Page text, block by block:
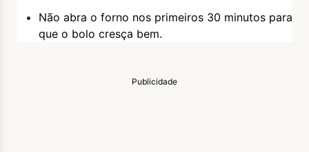
Não abra o forno nos primeiros 30 minutos para
que o bolo cresça bem.
Publicidade